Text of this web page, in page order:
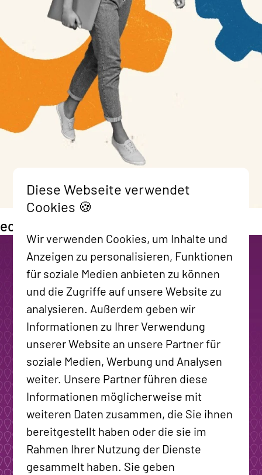
ecoDMS GmbH
Diese Webseite verwendet
Cookies 🍪
Wir verwenden Cookies, um Inhalte und
Anzeigen zu personalisieren, Funktionen
für soziale Medien anbieten zu können
und die Zugriffe auf unsere Website zu
analysieren. Außerdem geben wir
Informationen zu Ihrer Verwendung
unserer Website an unsere Partner für
soziale Medien, Werbung und Analysen
weiter. Unsere Partner führen diese
Informationen möglicherweise mit
weiteren Daten zusammen, die Sie ihnen
bereitgestellt haben oder die sie im
Rahmen Ihrer Nutzung der Dienste
gesammelt haben. Sie geben